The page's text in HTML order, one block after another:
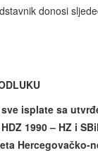
donosi
isplate sa
1990 – HZ i